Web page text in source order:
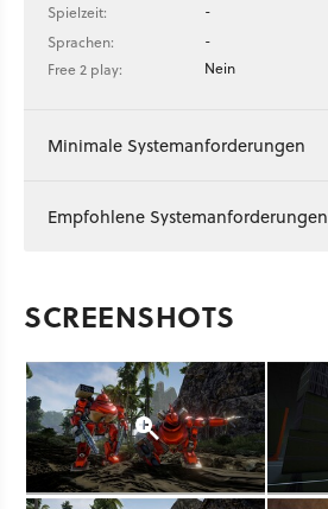
Spielzeit:
-
Sprachen:
-
Free 2 play:
Nein
Minimale Systemanforderungen
Empfohlene Systemanforderungen
SCREENSHOTS